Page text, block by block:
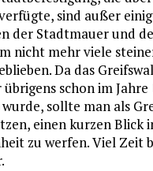
sind außer
der Stadtmauer und
nicht mehr viele
Da das
schon im Jahre
wurde, sollte man als
einen kurzen Blick
zu werfen. Viel Zeit